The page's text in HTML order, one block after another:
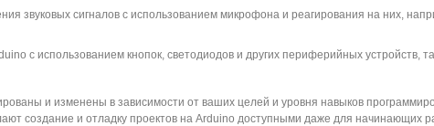
звуковых сигналов с использованием микрофона и реагирования на них,
с использованием кнопок, светодиодов и других периферийных устройств,
и изменены в зависимости от ваших целей и уровня навыков
создание и отладку проектов на Arduino доступными даже для начинающих